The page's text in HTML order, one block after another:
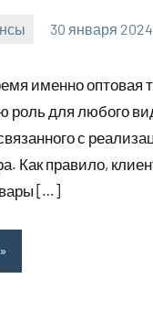
30 января 2024
именно оптовая
роль для любого
с
Как правило,
[…]